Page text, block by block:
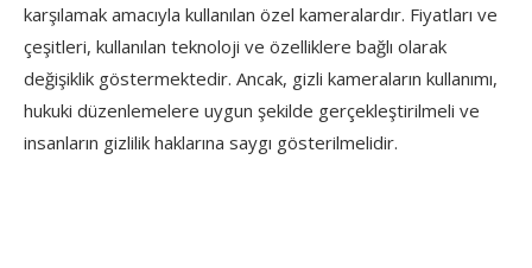
karşılamak amacıyla kullanılan özel kameralardır. Fiyatları ve
çeşitleri, kullanılan teknoloji ve özelliklere bağlı olarak
değişiklik göstermektedir. Ancak, gizli kameraların kullanımı,
hukuki düzenlemelere uygun şekilde gerçekleştirilmeli ve
insanların gizlilik haklarına saygı gösterilmelidir.